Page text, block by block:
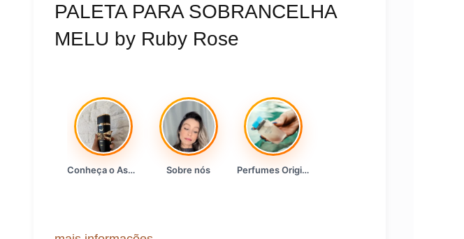
PALETA PARA SOBRANCELHA
MELU by Ruby Rose
Conheça o Asad, da Lattafa… Sobre nós Perfumes Originais